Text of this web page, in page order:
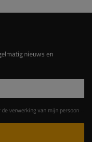
nieuws en
met de Verordening van het Europees Parlement en de Raad (EU)